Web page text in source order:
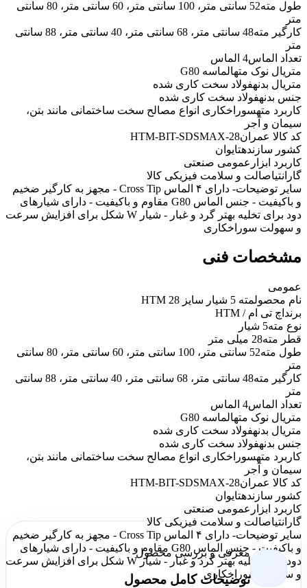
طول مته
52 سانتی متر، 100 سانتی متر، 60 سانتی متر، 80 سانتی
متر
کارگیر مته
48 سانتی متر، 68 سانتی متر، 40 سانتی متر، 88 سانتی
متر
تعداد الماس4 الماس
متریال نوک متهالماسه G80
متریال بدنهفولاد سخت کاری شده
جنس بدنهفولاد سخت کاری شده
کاربرد متهسوراخکاری انواع مصالح سخت ساختمانی مانند بتن،
سیمان و آجر
کد کالا عمرانHTM-BIT-SDSMAX-28
کشور سازندهتایوان
کاربرد ابزار عمومی صنعتی
گارانتیاصالت و سلامت فیزیکی کالا
سایر توضیحات
- دارای ۴ الماس Cross Tip - مجهز به کارگیر ضخیم
و باکیفیت - جنس الماس G80 مقاوم و باکیفیت - دارای شیارهای
دود برای تخلیه بهتر گرد و غبار - شیار W شکل برای افزایش سرعت
و سهولت سوراخکاری
مشخصات فنی
عمومی
نام محصولمته 5 شیار سایز 28 HTM
برند اچ تی ام / HTM
نوع مته5 شیار
قطر مته28 میلی متر
طول مته
52 سانتی متر، 100 سانتی متر، 60 سانتی متر، 80 سانتی
متر
کارگیر مته
48 سانتی متر، 68 سانتی متر، 40 سانتی متر، 88 سانتی
متر
تعداد الماس4 الماس
متریال نوک متهالماسه G80
متریال بدنهفولاد سخت کاری شده
جنس بدنهفولاد سخت کاری شده
کاربرد متهسوراخکاری انواع مصالح سخت ساختمانی مانند بتن،
سیمان و آجر
کد کالا عمرانHTM-BIT-SDSMAX-28
کشور سازندهتایوان
کاربرد ابزار عمومی صنعتی
گارانتیاصالت و سلامت فیزیکی کالا
سایر توضیحات
- دارای ۴ الماس Cross Tip - مجهز به کارگیر ضخیم
و باکیفیت - جنس الماس G80 مقاوم و باکیفیت - دارای شیارهای
دود برای تخلیه بهتر گرد و غبار - شیار W شکل برای افزایش سرعت
و سهولت سوراخکاری
معرفی و بررسی محصول
توضیحات کامل محصول